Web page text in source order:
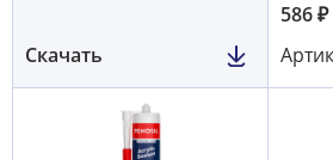
Скачать
586₽